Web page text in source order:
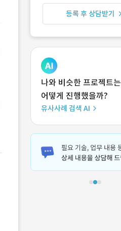
등록 후 상담받기
나와 비슷한 프로젝트는
어떻게 진행했을까?
유사사례 검색 AI